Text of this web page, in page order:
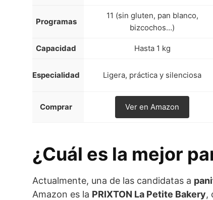
Programas
11 (sin gluten, pan blanco,
bizcochos…)
Capacidad Hasta 1 kg
Especialidad Ligera, práctica y silenciosa
Comprar Ver en Amazon
¿Cuál es la mejor
Actualmente, una de las candidatas a
Amazon es la PRIXTON La Petite Bakery,